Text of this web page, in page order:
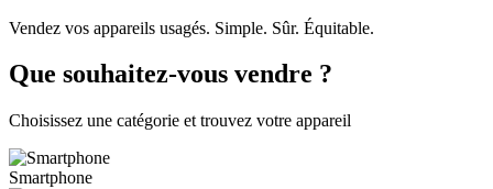
Vendez vos appareils usagés. Simple. Sûr. Équitable.
Que souhaitez-vous vendre ?
Choisissez une catégorie et trouvez votre appareil
Smartphone